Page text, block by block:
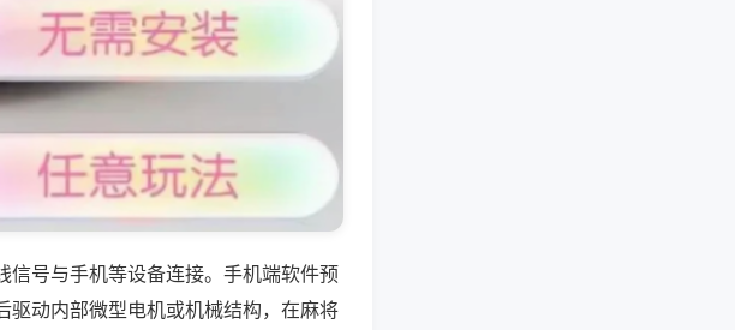
信号与手机等设备连接。手机端软件预
驱动内部微型电机或机械结构，在麻将